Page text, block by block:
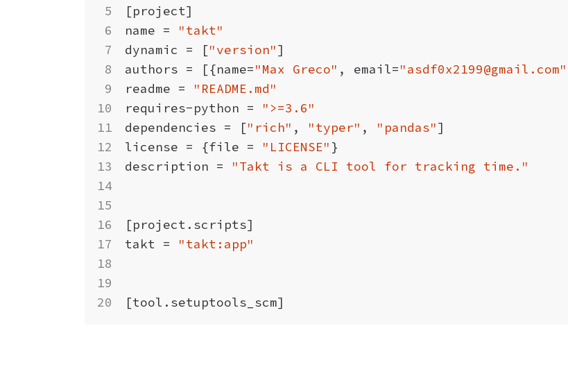
[project]
name =
"takt"
dynamic
= ["version"]
authors = [{name="Max Greco" , email="asdf0x2199@gmail.com"
readme =
"README.md"
requires-python =
">=3.6"
dependencies = ["rich" , "typer" , "pandas"]
license = {file = "LICENSE" }
description = "Takt is a CLI tool for tracking time."
[project . scripts]
takt = "takt:app"
[tool . setuptools_scm]